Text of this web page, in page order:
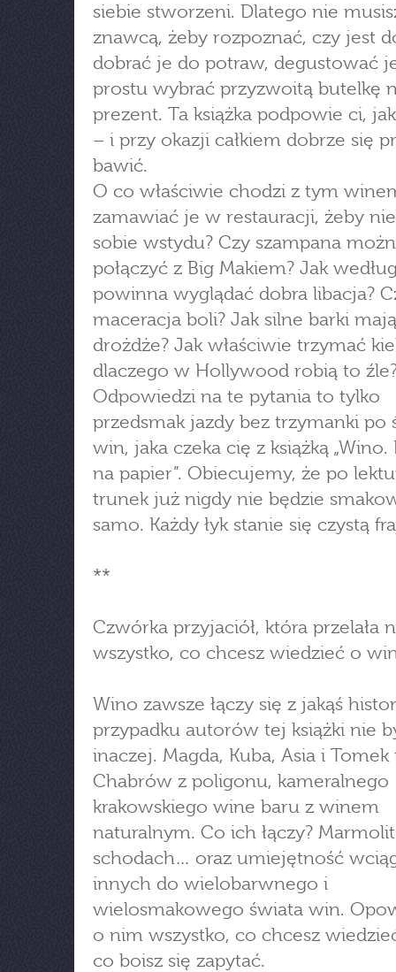
siebie stworzeni. Dlatego nie
znawcą, żeby rozpoznać, czy jest
dobrać je do potraw, degustować
prostu wybrać przyzwoitą butelkę
prezent. Ta książka podpowie ci,
– i przy okazji całkiem dobrze się
bawić.
O co właściwie chodzi z tym
zamawiać je w restauracji, żeby
sobie wstydu? Czy szampana
połączyć z Big Makiem? Jak
powinna wyglądać dobra libacja?
maceracja boli? Jak silne barki mają
drożdże? Jak właściwie trzymać
dlaczego w Hollywood robią to
Odpowiedzi na te pytania to tylko
przedsmak jazdy bez trzymanki po
win, jaka czeka cię z książką „Wino.
na papier”. Obiecujemy, że po
trunek już nigdy nie będzie
samo. Każdy łyk stanie się czystą
**
Czwórka przyjaciół, która przelała
wszystko, co chcesz wiedzieć o
Wino zawsze łączy się z jakąś
przypadku autorów tej książki nie
inaczej. Magda, Kuba, Asia i Tomek
Chabrów z poligonu, kameralnego
krakowskiego wine baru z winem
naturalnym. Co ich łączy?
schodach… oraz umiejętność
innych do wielobarwnego i
wielosmakowego świata win.
o nim wszystko, co chcesz
co boisz się zapytać.